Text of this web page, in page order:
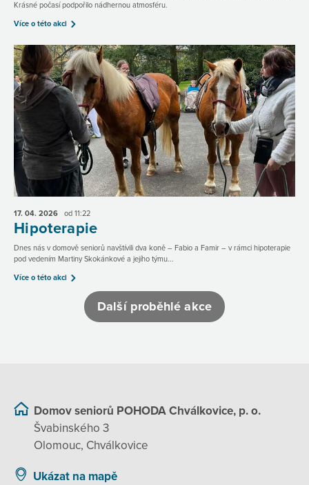
Krásné počasí podpořilo nádhernou atmosféru.
Více o této akci
17. 04. 2026 od 11:22
Hipoterapie
Dnes nás v domově seniorů navštívili dva koně – Fabio a Famir – v rámci hipoterapie
pod vedením Martiny Skokánkové a jejího týmu...
Více o této akci
Další proběhlé akce
Domov seniorů POHODA Chválkovice, p. o.
Švabinského 3
Olomouc, Chválkovice
Ukázat na mapě